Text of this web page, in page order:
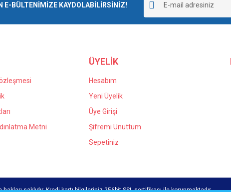
Gönder
E-BÜLTENİMİZE KAYDOLABİLİRSİNİZ!
Metni
ÜYELİK
Hesabım
Yeni Üyelik
Üye Girişi
Şifremi Unuttum
Sepetiniz
hakları saklıdır. Kredi kartı bilgileriniz 256bit SSL sertifikası ile korunmaktadır.